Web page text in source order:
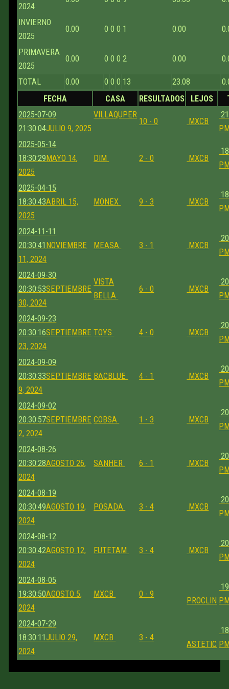
2024
INVIERNO
2025
0.00 0 0 0 1 0.00
PRIMAVERA
2025
0.00 0 0 0 2 0.00
TOTAL 0.00 0 0 0 13 23.08
FECHA
CASA RESULTADOS LEJOS
2025-07-09
21:30:04JULIO 9, 2025
VILLAQUPER
10 - 0 MXCB
2025-05-14
18:30:29MAYO 14,
2025
DIM 2 - 0 MXCB
2025-04-15
18:30:43ABRIL 15,
2025
MONEX 9 - 3 MXCB
2024-11-11
20:30:41 NOVIEMBRE
11, 2024
MEASA 3 - 1 MXCB
2024-09-30
20:30:53SEPTIEMBRE
30, 2024
VISTA
BELLA
6 - 0 MXCB
2024-09-23
20:30:16SEPTIEMBRE
23, 2024
TOYS 4 - 0 MXCB
2024-09-09
20:30:33SEPTIEMBRE
9, 2024
BACBLUE 4 - 1 MXCB
2024-09-02
20:30:57SEPTIEMBRE
2, 2024
COBSA 1 - 3 MXCB
2024-08-26
20:30:28AGOSTO 26,
2024
SANHER 6 - 1 MXCB
2024-08-19
20:30:49AGOSTO 19,
2024
POSADA 3 - 4 MXCB
2024-08-12
20:30:42AGOSTO 12,
2024
FUTETAM 3 - 4 MXCB
2024-08-05
19:30:50AGOSTO 5,
2024
MXCB 0 - 9
PROCLIN
2024-07-29
18:30:11JULIO 29,
2024
MXCB 3 - 4
ASTETIC